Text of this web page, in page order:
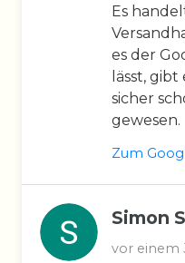
Es
es der
lässt,
sicher
gewesen.
Zum
Simon
vor einem